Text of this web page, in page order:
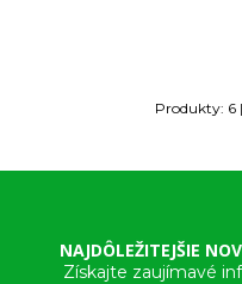
Produkty: 6
NAJDÔLEŽITEJŠIE
Získajte zaujímavé